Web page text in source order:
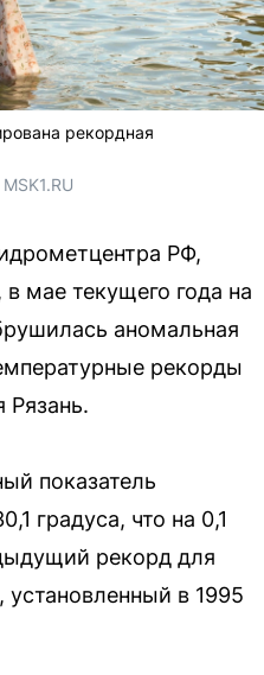
рекордная
РФ,
мае текущего года на
аномальная
рекорды
Рязань.
показатель
градуса, что на 0,1
рекорд для
установленный в 1995